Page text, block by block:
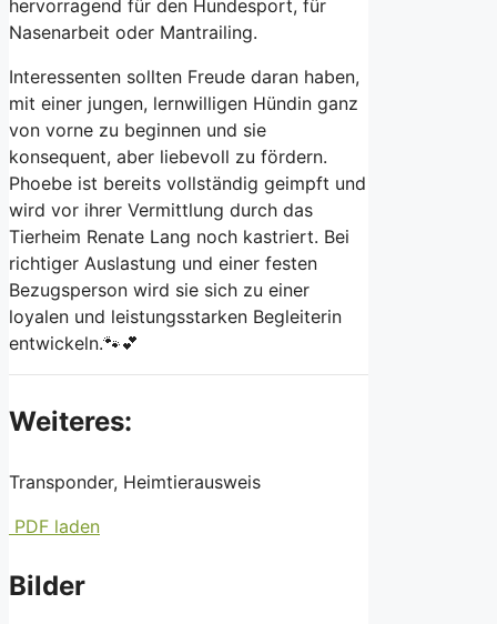
hervorragend für den Hundesport, für
Nasenarbeit oder Mantrailing.
Interessenten sollten Freude daran haben,
mit einer jungen, lernwilligen Hündin ganz
von vorne zu beginnen und sie
konsequent, aber liebevoll zu fördern.
Phoebe ist bereits vollständig geimpft und
wird vor ihrer Vermittlung durch das
Tierheim Renate Lang noch kastriert. Bei
richtiger Auslastung und einer festen
Bezugsperson wird sie sich zu einer
loyalen und leistungsstarken Begleiterin
entwickeln.🐾💕
Weiteres:
Transponder, Heimtierausweis
PDF laden
Bilder